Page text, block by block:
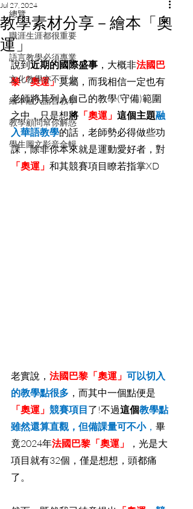
總覽
職涯生涯都很重要
語言教學必須專業
文化教學亦不可少
繪本融入語言教學
教學顧問幫你解惑
學生圖文影音合輯
教學素材分享－繪本「奧
運」
Jul 27, 2024
說到近期的國際盛事 ，大概非法國巴
黎「奧運」莫屬，而我相信一定也有
老師將其列入自己的教學(守備)範圍
之中，只是想將 「奧運」 這個主題融
入華語教學的話，老師勢必得做些功
課，除非你本來就是運動愛好者，對
「奧運」 和其競賽項目瞭若指掌XD
老實說， 法國巴黎「奧運」 可以切入
的教學點很多 ，而其中一個點便是
「奧運」 競賽項目了!不過這個教學點
雖然還算直觀，但備課量可不小， 畢
竟2024年法國巴黎「奧運」
，光是大
項目就有32個，僅是想想，頭都痛
了。